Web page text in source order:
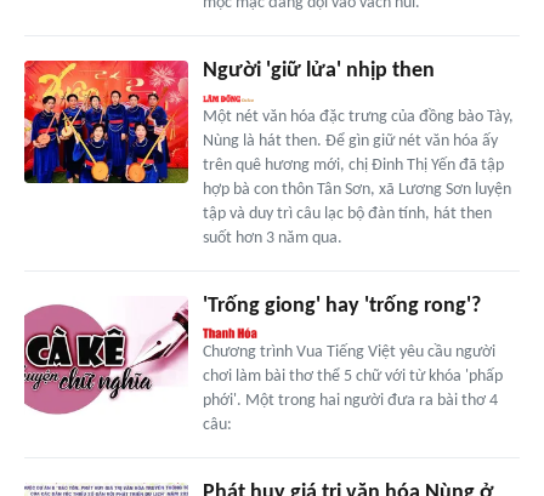
Người 'giữ lửa' nhịp then
Một nét văn hóa đặc trưng của đồng bào Tày,
Nùng là hát then. Để gìn giữ nét văn hóa ấy
trên quê hương mới, chị Đinh Thị Yến đã tập
hợp bà con thôn Tân Sơn, xã Lương Sơn luyện
tập và duy trì câu lạc bộ đàn tính, hát then
suốt hơn 3 năm qua.
'Trống giong' hay 'trống rong'?
Chương trình Vua Tiếng Việt yêu cầu người
chơi làm bài thơ thể 5 chữ với từ khóa 'phấp
phới'. Một trong hai người đưa ra bài thơ 4
câu: